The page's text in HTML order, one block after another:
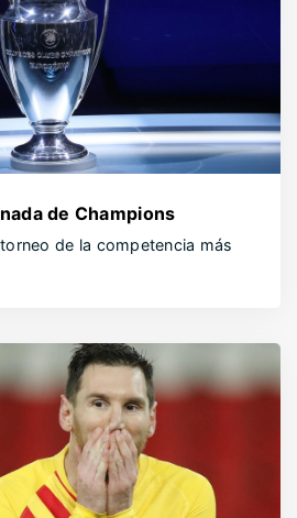
de Champions
de la competencia más